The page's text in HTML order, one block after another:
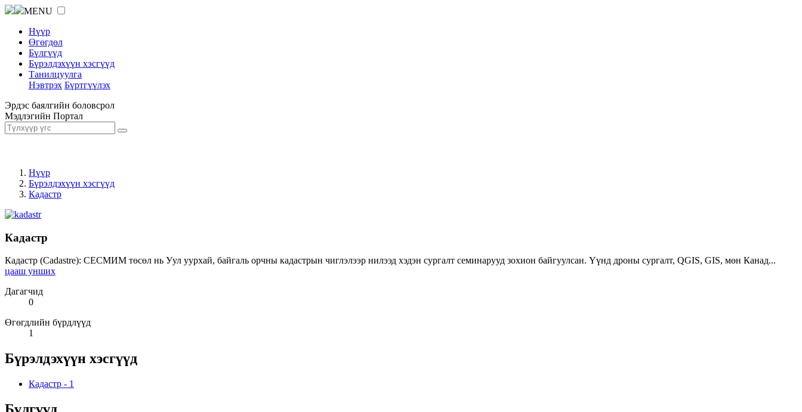
MENU
Нүүр
Өгөгдөл
Бүлгүүд
Бүрэлдэхүүн хэсгүүд
Танилцуулга
Нэвтрэх Бүртгүүлэх
Эрдэс баялгийн боловсрол
Мэдлэгийн Портал
Нүүр
Бүрэлдэхүүн хэсгүүд
Кадастр
Кадастр
Кадастр (Cadastre): СЕСМИМ төсөл нь Уул уурхай, байгаль орчны кадастрын чиглэлээр нилээд хэдэн сургалт семинарууд зохион байгуулсан. Үүнд дроны сургалт, QGIS, GIS, мөн Канад...
цааш унших
Дагагчид
0
Өгөгдлийн бүрдлүүд
1
Бүрэлдэхүүн хэсгүүд
Кадастр - 1